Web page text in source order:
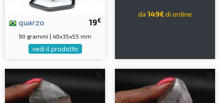
19€
quarzo
90 grammi | 40x35x55 mm
vedi il prodotto
da 149€di ordine